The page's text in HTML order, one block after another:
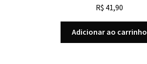
R$ 41,90
Adicionar ao carrinho